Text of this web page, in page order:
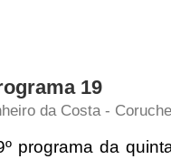
19
da Costa -
programa da